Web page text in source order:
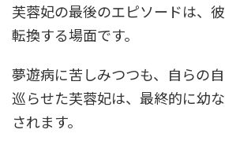
芙蓉妃の最後のエピソードは、
転換する場面です。
夢遊病に苦しみつつも、自らの
巡らせた芙蓉妃は、最終的に幼
されます。